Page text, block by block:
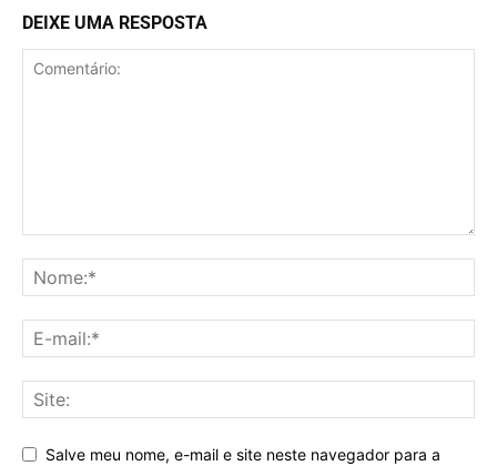
DEIXE UMA RESPOSTA
Salve meu nome, e-mail e site neste navegador para a